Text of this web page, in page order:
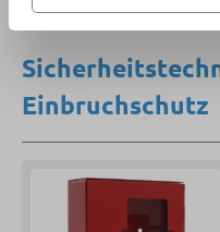
Einbruchschutz